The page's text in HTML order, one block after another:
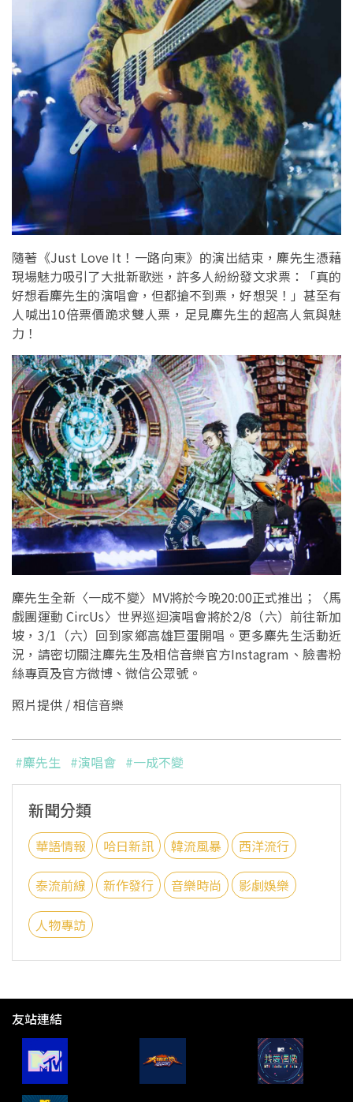
隨著《Just Love It！一路向東》的演出結束，麋先生憑藉
現場魅力吸引了大批新歌迷，許多人紛紛發文求票：「真的
好想看麋先生的演唱會，但都搶不到票，好想哭！」甚至有
人喊出10倍票價跪求雙人票，足見麋先生的超高人氣與魅
力！
麋先生全新〈一成不變〉MV將於今晚20:00正式推出；〈馬
戲團運動 CircUs〉世界巡迴演唱會將於2/8（六）前往新加
坡，3/1（六）回到家鄉高雄巨蛋開唱。更多麋先生活動近
況，請密切關注麋先生及相信音樂官方Instagram、臉書粉
絲專頁及官方微博、微信公眾號。
照片提供 / 相信音樂
#麋先生 #演唱會 #一成不變
新聞分類
華語情報 哈日新訊 韓流風暴 西洋流行
泰流前線 新作發行 音樂時尚 影劇娛樂
人物專訪
友站連結